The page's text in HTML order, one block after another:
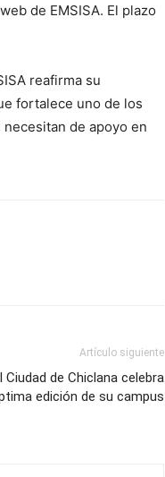
de EMSISA. El plazo
reafirma su
fortalece uno de los
de apoyo en
Artículo siguiente
Ciudad de Chiclana celebra
edición de su campus